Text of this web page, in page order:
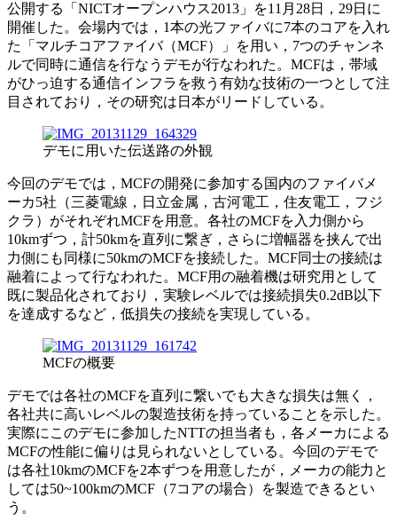
公開する「NICTオープンハウス2013」を11月28日，29日に
開催した。会場内では，1本の光ファイバに7本のコアを入れ
た「マルチコアファイバ（MCF）」を用い，7つのチャンネ
ルで同時に通信を行なうデモが行なわれた。MCFは，帯域
がひっ迫する通信インフラを救う有効な技術の一つとして注
目されており，その研究は日本がリードしている。
デモに用いた伝送路の外観
今回のデモでは，MCFの開発に参加する国内のファイバメ
ーカ5社（三菱電線，日立金属，古河電工，住友電工，フジ
クラ）がそれぞれMCFを用意。各社のMCFを入力側から
10kmずつ，計50kmを直列に繋ぎ，さらに増幅器を挟んで出
力側にも同様に50kmのMCFを接続した。MCF同士の接続は
融着によって行なわれた。MCF用の融着機は研究用として
既に製品化されており，実験レベルでは接続損失0.2dB以下
を達成するなど，低損失の接続を実現している。
MCFの概要
デモでは各社のMCFを直列に繋いでも大きな損失は無く，
各社共に高いレベルの製造技術を持っていることを示した。
実際にこのデモに参加したNTTの担当者も，各メーカによる
MCFの性能に偏りは見られないとしている。今回のデモで
は各社10kmのMCFを2本ずつを用意したが，メーカの能力と
しては50~100kmのMCF（7コアの場合）を製造できるとい
う。